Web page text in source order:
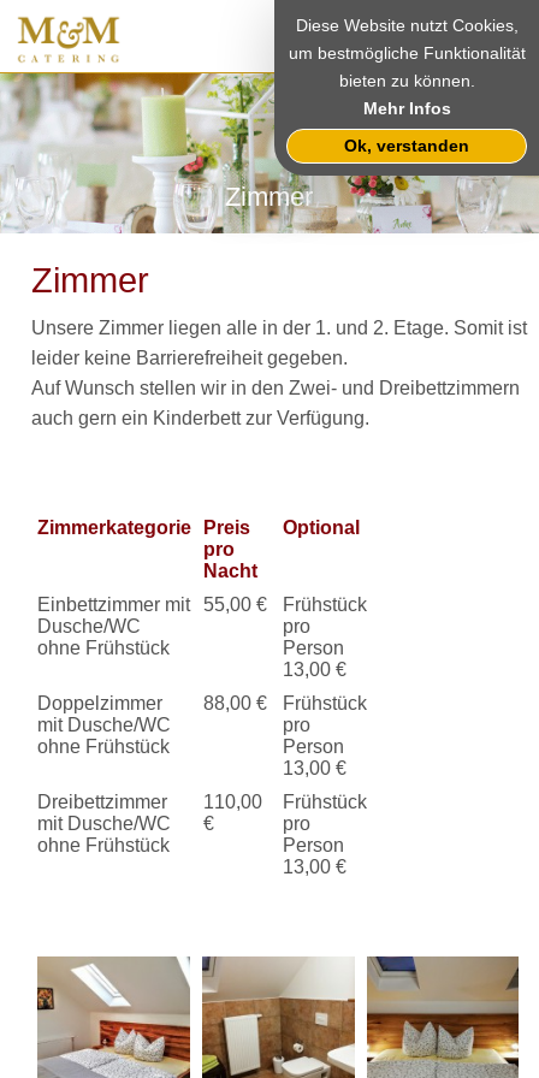
Zimmer
Zimmer
Unsere Zimmer liegen alle in der 1. und 2. Etage. Somit ist
leider keine Barrierefreiheit gegeben.
Auf Wunsch stellen wir in den Zwei- und Dreibettzimmern
auch gern ein Kinderbett zur Verfügung.
Zimmerkategorie
Preis
pro
Nacht
Optional
Einbettzimmer mit
Dusche/WC
ohne Frühstück
55,00 €
Frühstück
pro
Person
13,00 €
Doppelzimmer
mit Dusche/WC
ohne Frühstück
88,00 €
Frühstück
pro
Person
13,00 €
Dreibettzimmer
mit Dusche/WC
ohne Frühstück
110,00
€
Frühstück
pro
Person
13,00 €
Diese Website nutzt Cookies,
um bestmögliche Funktionalität
bieten zu können.
Mehr Infos
Ok, verstanden